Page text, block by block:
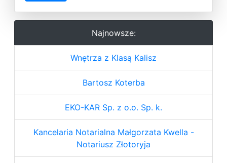
Najnowsze:
Wnętrza z Klasą Kalisz
Bartosz Koterba
EKO-KAR Sp. z o.o. Sp. k.
Kancelaria Notarialna Małgorzata Kwella -
Notariusz Złotoryja